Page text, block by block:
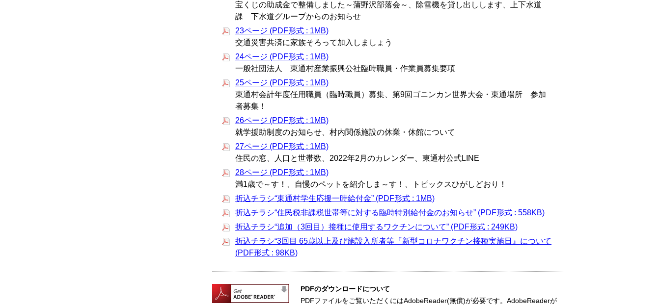
宝くじの助成金で整備しました～蒲野沢部落会～、除雪機を貸し出しします、上下水道
課 下水道グループからのお知らせ
23ページ (PDF形式 : 1MB)
交通災害共済に家族そろって加入しましょう
24ページ (PDF形式 : 1MB)
一般社団法人 東通村産業振興公社臨時職員・作業員募集要項
25ページ (PDF形式 : 1MB)
東通村会計年度任用職員（臨時職員）募集、第9回ゴニンカン世界大会・東通場所 参加
者募集！
26ページ (PDF形式 : 1MB)
就学援助制度のお知らせ、村内関係施設の休業・休館について
27ページ (PDF形式 : 1MB)
住民の窓、人口と世帯数、2022年2月のカレンダー、東通村公式LINE
28ページ (PDF形式 : 1MB)
満1歳で～す！、自慢のペットを紹介しま～す！、トピックスひがしどおり！
折込チラシ“東通村学生応援一時給付金” (PDF形式 : 1MB)
折込チラシ“住民税非課税世帯等に対する臨時特別給付金のお知らせ” (PDF形式 : 558KB)
折込チラシ“追加（3回目）接種に使用するワクチンについて” (PDF形式 : 249KB)
折込チラシ“3回目 65歳以上及び施設入所者等『新型コロナワクチン接種実施日』について
(PDF形式 : 98KB)
PDFのダウンロードについて
PDFファイルをご覧いただくにはAdobeReader(無償)が必要です。AdobeReaderが